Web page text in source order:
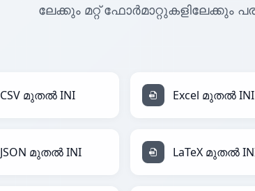
ലേക്കും മറ്റ്
CSV മുതൽ INI Excel മുതൽ INI
JSON മുതൽ INI LaTeX മുതൽ